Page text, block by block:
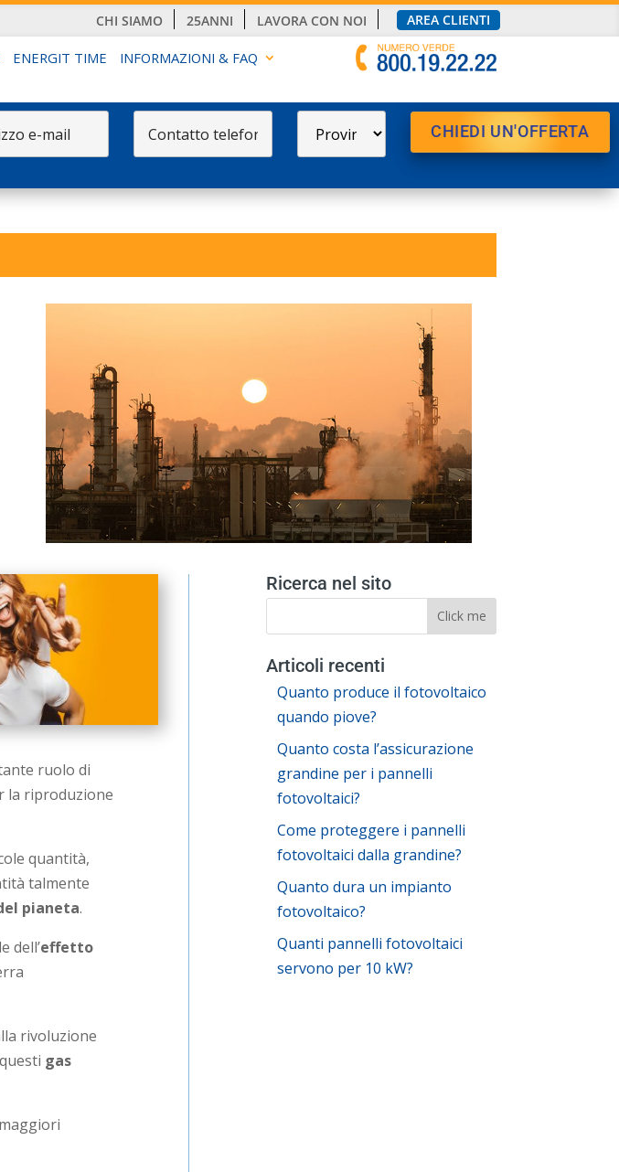
CHI SIAMO 25ANNI LAVORA CON NOI AREA CLIENTI
ENERGIT TIME INFORMAZIONI & FAQ
ruolo di
la riproduzione
quantità,
talmente
pianeta.
dell’effetto
rivoluzione
gas
Ricerca nel sito
Articoli recenti
Quanto produce il fotovoltaico
quando piove?
Quanto costa l’assicurazione
grandine per i pannelli
fotovoltaici?
Come proteggere i pannelli
fotovoltaici dalla grandine?
Quanto dura un impianto
fotovoltaico?
Quanti pannelli fotovoltaici
servono per 10 kW?